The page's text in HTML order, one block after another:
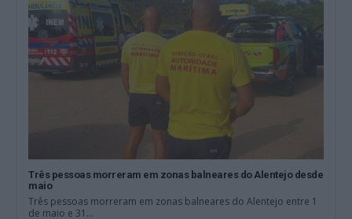
Três pessoas morreram em zonas balneares do Alentejo desde
maio
Três pessoas morreram em zonas balneares do Alentejo entre 1
de maio e 31...